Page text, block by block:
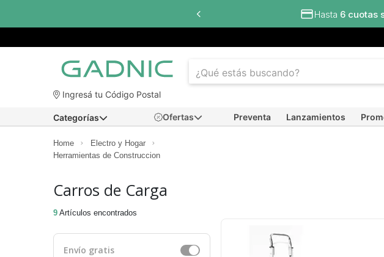
Hasta 6 cuotas
Ingresá tu Código Postal
Ofertas Preventa Lanzamientos
Categorías
Home
Electro y Hogar
Herramientas de Construccion
Carros de Carga
9 Artículos encontrados
Envío gratis